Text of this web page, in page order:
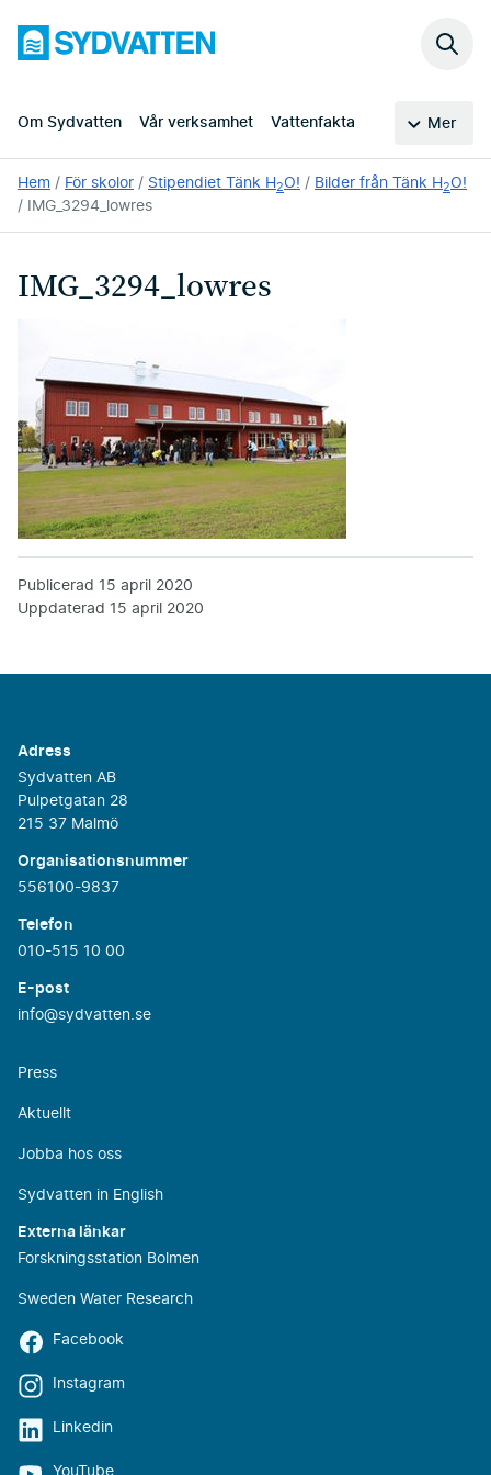
huvudinnehållet
Sydvatten
Om Sydvatten Vår verksamhet Vattenfakta Mer
Sök
Du
är
här:
Hem För skolor Stipendiet Tänk H 2O! Bilder från Tänk H 2O!
IMG_3294_lowres
IMG_3294_lowres
Publicerad 15 april 2020
Uppdaterad 15 april 2020
Adress
Sydvatten AB
Pulpetgatan 28
215 37 Malmö
Organisationsnummer
556100-9837
Telefon
010-515 10 00
E-post
info@sydvatten.se
Press
Aktuellt
Jobba hos oss
Sydvatten in English
Externa länkar
Forskningsstation Bolmen
Sweden Water Research
Facebook
Instagram
Linkedin
YouTube